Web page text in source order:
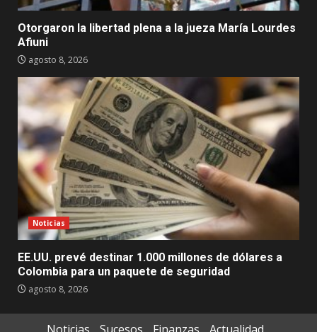
Otorgaron la libertad plena a la jueza María Lourdes
Afiuni
agosto 8, 2026
Noticias
EE.UU. prevé destinar 1.000 millones de dólares a
Colombia para un paquete de seguridad
agosto 8, 2026